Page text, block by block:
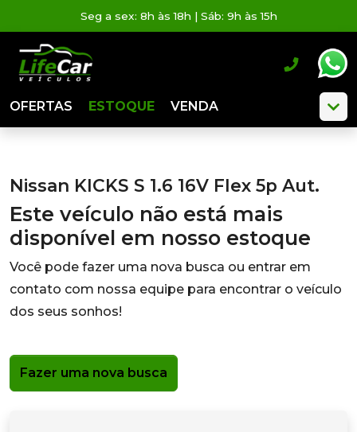
Seg a sex: 8h às 18h | Sáb: 9h às 15h
OFERTAS ESTOQUE VENDA
Nissan KICKS S 1.6 16V Flex 5p Aut.
Este veículo não está mais
disponível em nosso estoque
Você pode fazer uma nova busca ou entrar em
contato com nossa equipe para encontrar o veículo
dos seus sonhos!
Fazer uma nova busca